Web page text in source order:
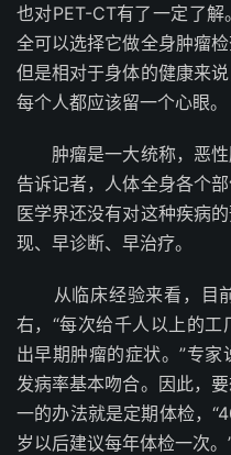
也对PET-CT有了一定了
全可以选择它做全身肿瘤
但是相对于身体的健康来
每个人都应该留一个心眼。
肿瘤是一大统称，恶性
告诉记者，人体全身各个
医学界还没有对这种疾病
现、早诊断、早治疗。
从临床经验来看，目前
右，“每次给千人以上的
出早期肿瘤的症状。”专
发病率基本吻合。因此，
一的办法就是定期体检，
岁以后建议每年体检一次。